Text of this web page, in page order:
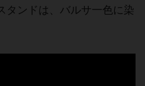
タンドは、バルサ一色に染